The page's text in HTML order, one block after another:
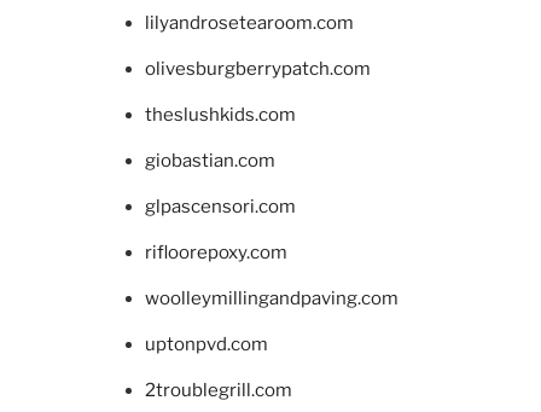
lilyandrosetearoom.com
olivesburgberrypatch.com
theslushkids.com
giobastian.com
glpascensori.com
rifloorepoxy.com
woolleymillingandpaving.com
uptonpvd.com
2troublegrill.com